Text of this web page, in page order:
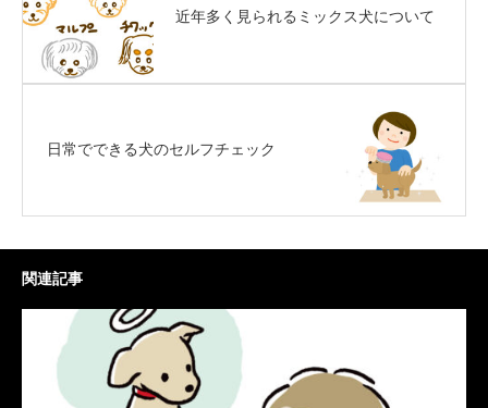
近年多く見られるミックス犬について
日常でできる犬のセルフチェック
関連記事